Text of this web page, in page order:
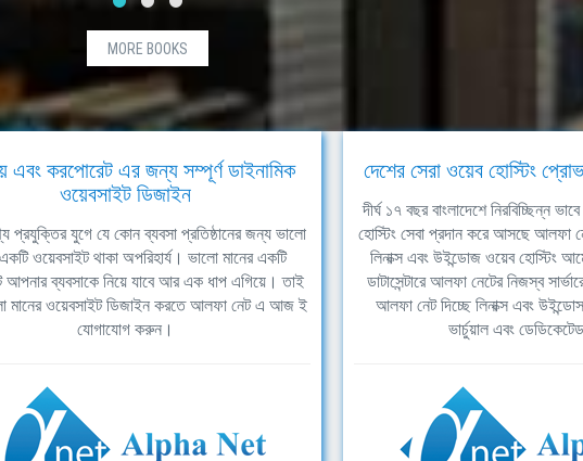
MORE BOOKS
এবং করপোরেট এর জন্য সম্পূর্ণ ডাইনামিক
ওয়েবসাইট ডিজাইন
প্রযুক্তির যুগে যে কোন ব্যবসা প্রতিষ্ঠানের জন্য ভালো
ওয়েবসাইট থাকা অপরিহার্য। ভালো মানের একটি
আপনার ব্যবসাকে নিয়ে যাবে আর এক ধাপ এগিয়ে। তাই
মানের ওয়েবসাইট ডিজাইন করতে আলফা নেট এ আজ ই
যোগাযোগ করুন।
দেশের সেরা ওয়েব হোস্টিং
দীর্ঘ ১৭ বছর বাংলাদেশে নিরবিচ্ছিন্ন
হোস্টিং সেবা প্রদান করে আসছে আলফা
লিনাক্স এবং উইন্ডোজ ওয়েব হোস্টিং
ডাটাসেন্টারে আলফা নেটের নিজস্ব
আলফা নেট দিচ্ছে লিনাক্স এবং
ভার্চুয়াল এবং ডেডিকেটেড